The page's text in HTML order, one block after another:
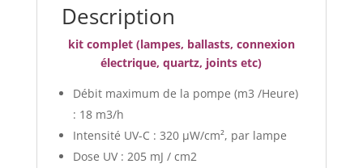
Description
kit complet (lampes, ballasts, connexion
électrique, quartz, joints etc)
Débit maximum de la pompe (m3 /Heure)
: 18 m3/h
Intensité UV-C : 320 μW/cm², par lampe
Dose UV : 205 mJ / cm2